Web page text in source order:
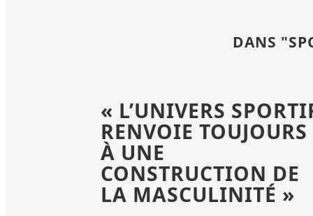
DANS
« L’UNIVERS
RENVOIE TOUJOURS
À UNE
CONSTRUCTION DE
LA MASCULINITÉ »